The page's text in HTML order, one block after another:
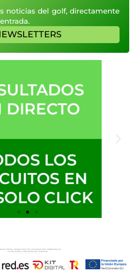
noticias del golf, directamente